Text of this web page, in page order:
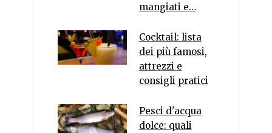
mangiati e…
Cocktail: lista
dei più famosi,
attrezzi e
consigli pratici
Pesci d'acqua
dolce: quali